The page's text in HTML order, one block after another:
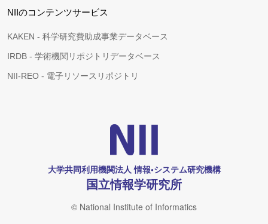
NIIのコンテンツサービス
KAKEN - 科学研究費助成事業データベース
IRDB - 学術機関リポジトリデータベース
NII-REO - 電子リソースリポジトリ
大学共同利用機関法人 情報•システム研究機構
国立情報学研究所
© National Institute of Informatics